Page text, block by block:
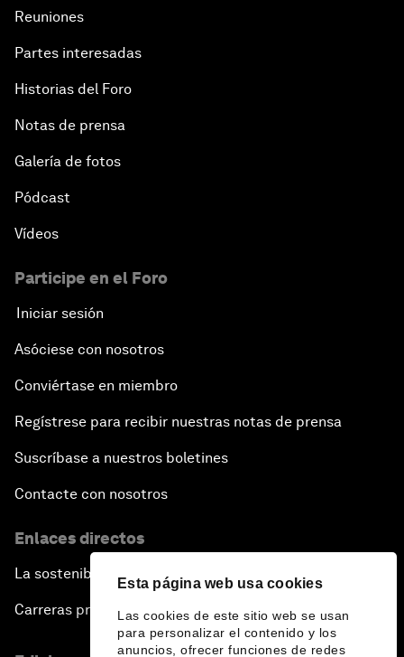
Esta página web usa cookies
Las cookies de este sitio web se usan
para personalizar el contenido y los
anuncios, ofrecer funciones de redes
Reuniones
Partes interesadas
Historias del Foro
Notas de prensa
Galería de fotos
Pódcast
Vídeos
Participe en el Foro
Iniciar sesión
Asóciese con nosotros
Conviértase en miembro
Regístrese para recibir nuestras notas de prensa
Suscríbase a nuestros boletines
Contacte con nosotros
Enlaces directos
La sostenibilidad en el Foro
Carreras profesionales